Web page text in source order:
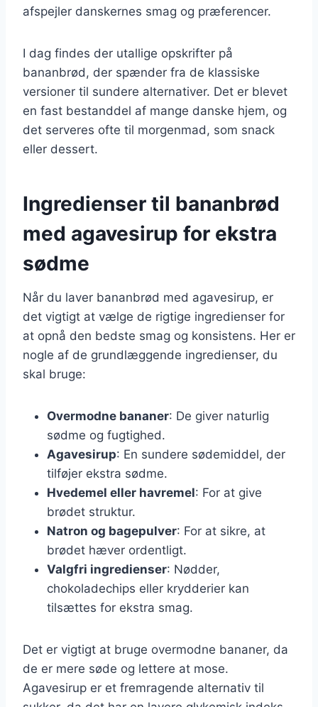
afspejler danskernes smag og præferencer.
I dag findes der utallige opskrifter på
bananbrød, der spænder fra de klassiske
versioner til sundere alternativer. Det er blevet
en fast bestanddel af mange danske hjem, og
det serveres ofte til morgenmad, som snack
eller dessert.
Ingredienser til bananbrød
med agavesirup for ekstra
sødme
Når du laver bananbrød med agavesirup, er
det vigtigt at vælge de rigtige ingredienser for
at opnå den bedste smag og konsistens. Her er
nogle af de grundlæggende ingredienser, du
skal bruge:
Overmodne bananer: De giver naturlig
sødme og fugtighed.
Agavesirup: En sundere sødemiddel, der
tilføjer ekstra sødme.
Hvedemel eller havremel: For at give
brødet struktur.
Natron og bagepulver: For at sikre, at
brødet hæver ordentligt.
Valgfri ingredienser: Nødder,
chokoladechips eller krydderier kan
tilsættes for ekstra smag.
Det er vigtigt at bruge overmodne bananer, da
de er mere søde og lettere at mose.
Agavesirup er et fremragende alternativ til